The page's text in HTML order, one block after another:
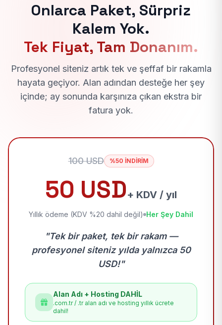
Onlarca Paket, Sürpriz
Kalem Yok.
Tek Fiyat, Tam Donanım.
Profesyonel siteniz artık tek ve şeffaf bir rakamla
hayata geçiyor. Alan adından desteğe her şey
içinde; ay sonunda karşınıza çıkan ekstra bir
fatura yok.
100 USD %50 İNDİRİM
50 USD+ KDV / yıl
Yıllık ödeme (KDV %20 dahil değil) Her Şey Dahil
"Tek bir paket, tek bir rakam —
profesyonel siteniz yılda yalnızca 50
USD!"
Alan Adı + Hosting DAHİL
.com.tr / .tr alan adı ve hosting yıllık ücrete
dahil!